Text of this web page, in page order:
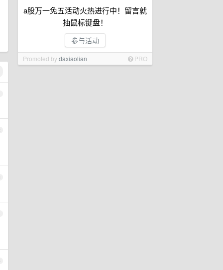
a股万一免五活动火热进行中！留言就
抽鼠标键盘！
参与活动
Promoted bydaxiaolian PRO